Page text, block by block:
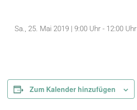
Sa., 25. Mai 2019 | 9:00 Uhr - 12:00 Uhr
Zum Kalender hinzufügen